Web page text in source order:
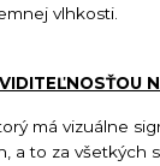
vlhkosti.
má vizuálne
a to za